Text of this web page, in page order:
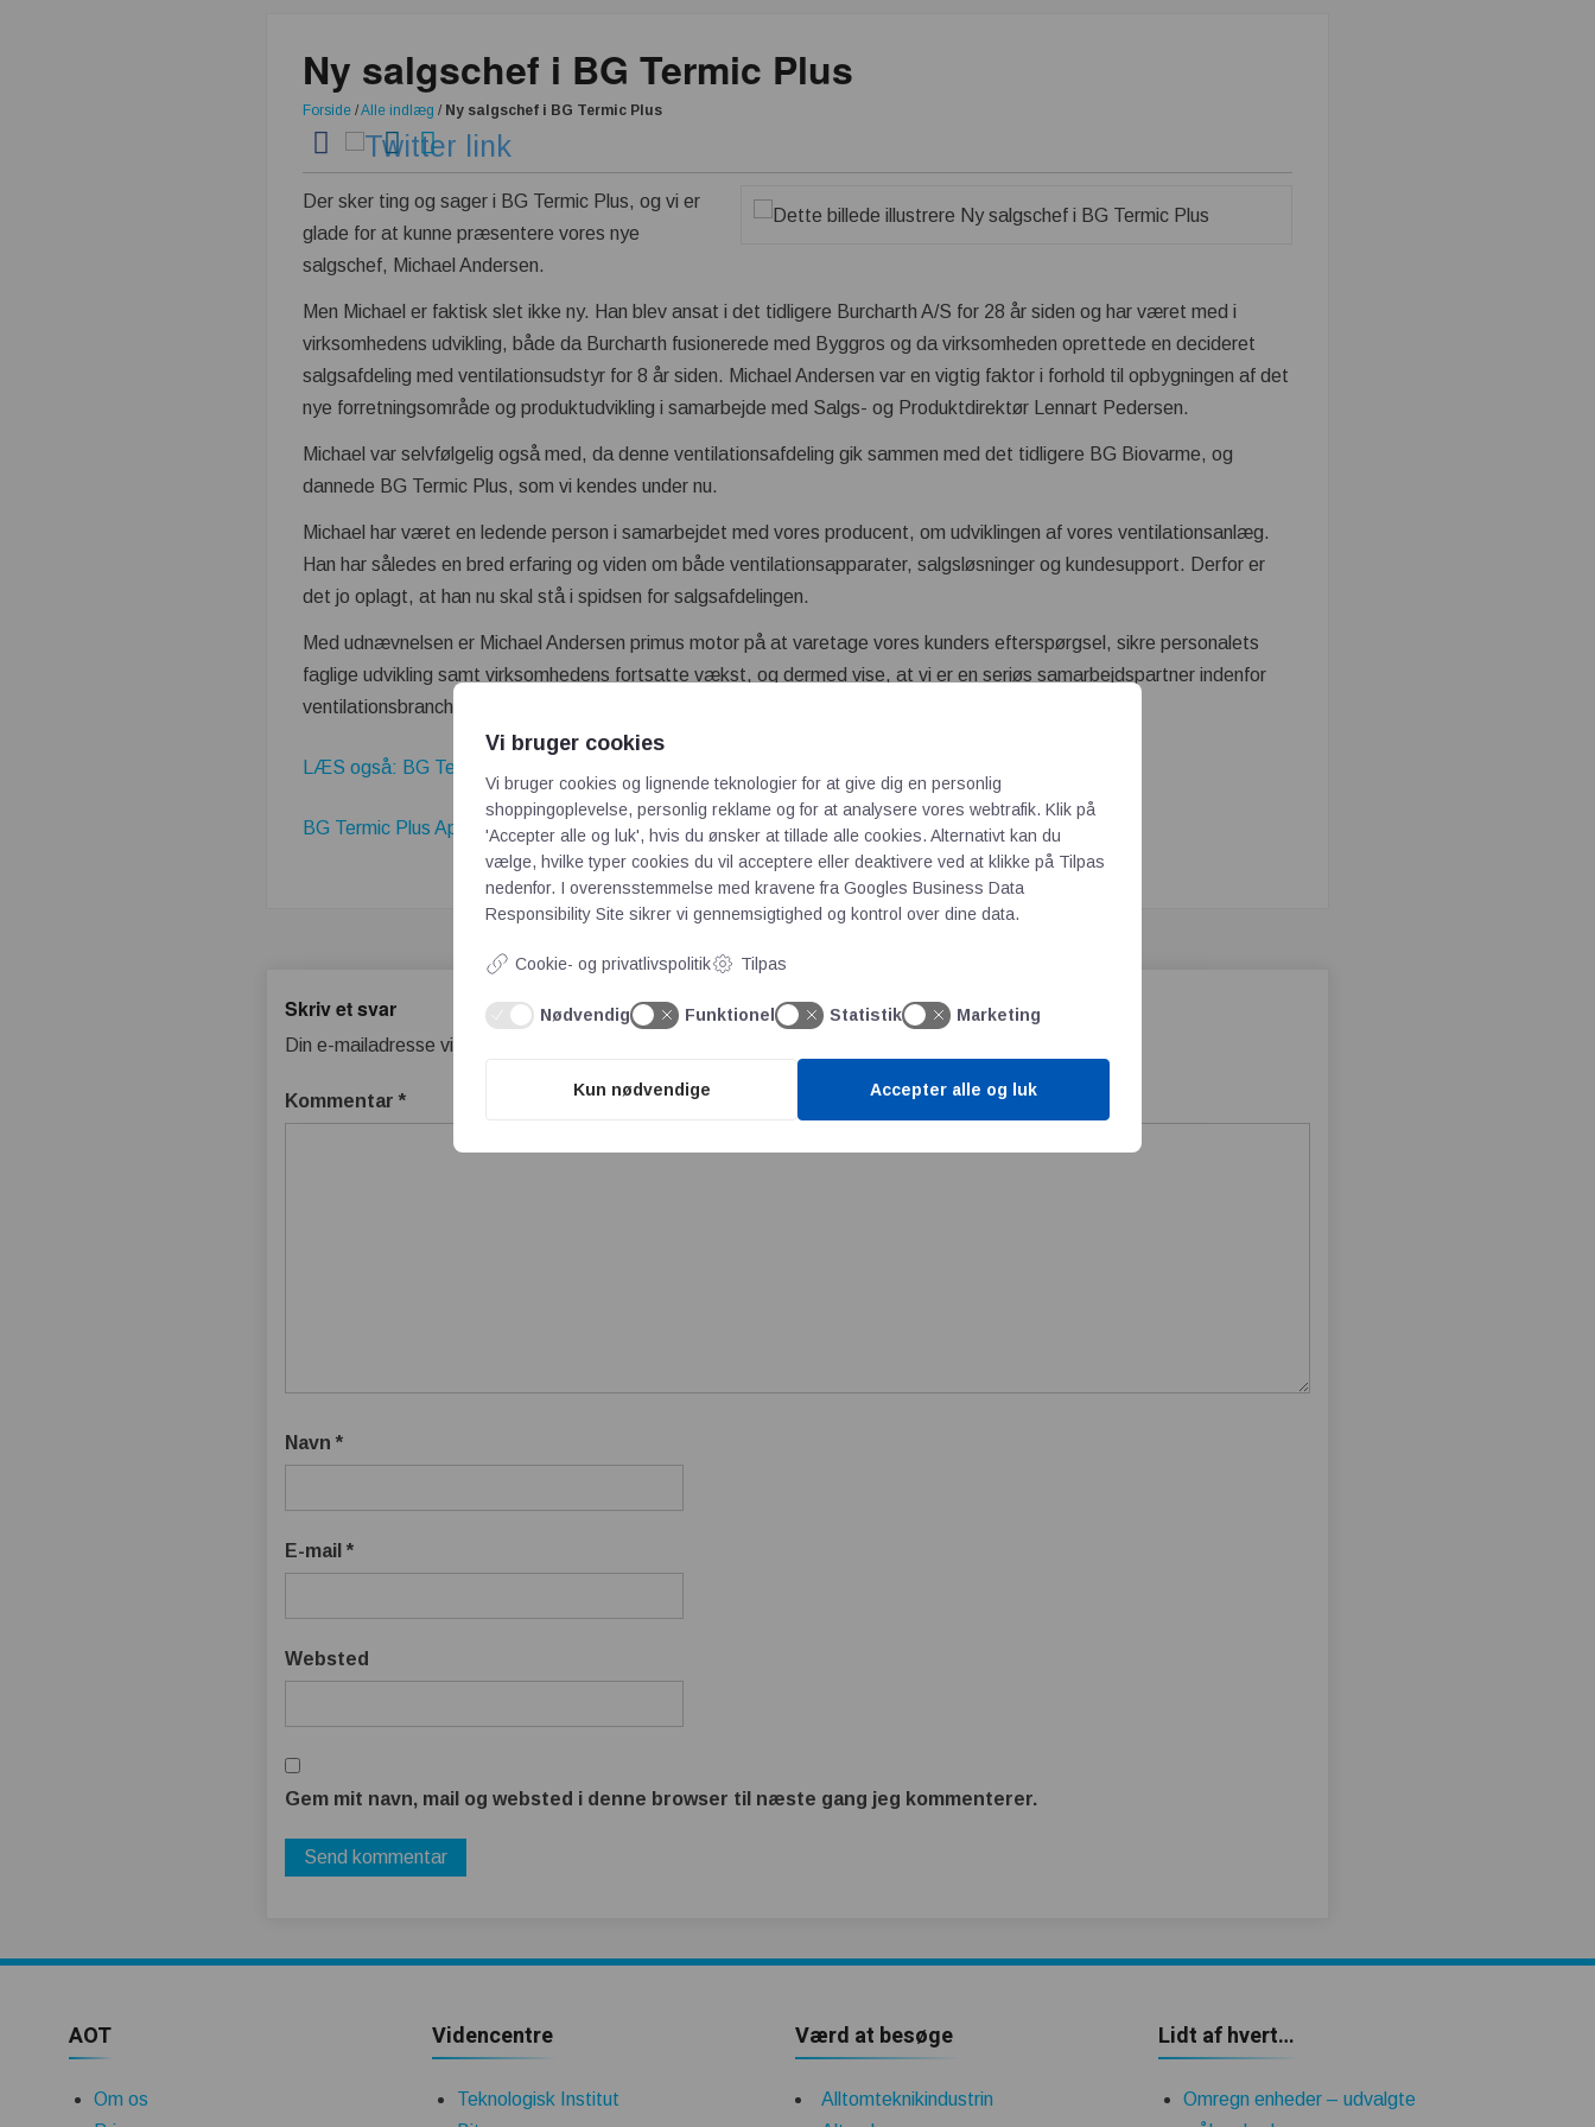
Ny salgschef i BG Termic Plus
Forside /Alle indlæg / Ny salgschef i BG Termic Plus
Der sker ting og sager i BG Termic Plus, og vi er
glade for at kunne præsentere vores nye
salgschef, Michael Andersen.
Men Michael er faktisk slet ikke ny. Han blev ansat i det tidligere Burcharth A/S for 28 år siden og har været med i
virksomhedens udvikling, både da Burcharth fusionerede med Byggros og da virksomheden oprettede en decideret
salgsafdeling med ventilationsudstyr for 8 år siden. Michael Andersen var en vigtig faktor i forhold til opbygningen af det
nye forretningsområde og produktudvikling i samarbejde med Salgs- og Produktdirektør Lennart Pedersen.
Michael var selvfølgelig også med, da denne ventilationsafdeling gik sammen med det tidligere BG Biovarme, og
dannede BG Termic Plus, som vi kendes under nu.
Michael har været en ledende person i samarbejdet med vores producent, om udviklingen af vores ventilationsanlæg.
Han har således en bred erfaring og viden om både ventilationsapparater, salgsløsninger og kundesupport. Derfor er
det jo oplagt, at han nu skal stå i spidsen for salgsafdelingen.
Med udnævnelsen er Michael Andersen primus motor på at varetage vores kunders efterspørgsel, sikre personalets
faglige udvikling samt virksomhedens fortsatte vækst, og dermed vise, at vi er en seriøs samarbejdspartner indenfor
ventilationsbranchen.
LÆS også: BG Termic Plus føjer TriaAir J Prime til sortimentet
BG Termic Plus ApS's Firmaprofil
Skriv et svar
Din e-mailadresse vil ikke blive publiceret.
Kommentar*
Navn*
E-mail*
Websted
Gem mit navn, mail og websted i denne browser til næste gang jeg kommenterer.
AOT
Om os
Videncentre
Teknologisk Institut
Værd at besøge
Alltomteknikindustrin
Lidt af hvert…
Omregn enheder – udvalgte
Vi bruger cookies
Vi bruger cookies og lignende teknologier for at give dig en personlig
shoppingoplevelse, personlig reklame og for at analysere vores webtrafik. Klik på
'Accepter alle og luk', hvis du ønsker at tillade alle cookies. Alternativt kan du
vælge, hvilke typer cookies du vil acceptere eller deaktivere ved at klikke på Tilpas
nedenfor. I overensstemmelse med kravene fra Googles Business Data
Responsibility Site sikrer vi gennemsigtighed og kontrol over dine data.
Cookie- og privatlivspolitik Tilpas
Nødvendig Funktionel Statistik Marketing
Kun nødvendige Accepter alle og luk